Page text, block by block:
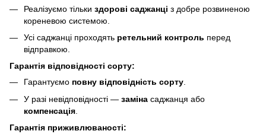
Реалізуємо тільки здорові саджанці з добре розвиненою
кореневою системою.
Усі саджанці проходять ретельний контроль перед
відправкою.
Гарантія відповідності сорту:
Гарантуємо повну відповідність сорту.
У разі невідповідності — заміна саджанця або
компенсація
Гарантія приживлюваності: